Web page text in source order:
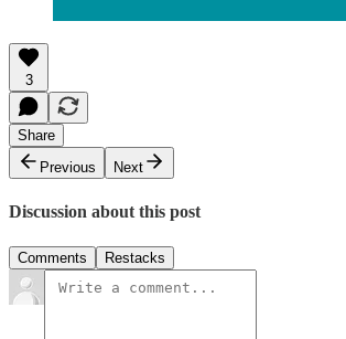
3
Share
Previous
Next
Discussion about this post
Comments Restacks